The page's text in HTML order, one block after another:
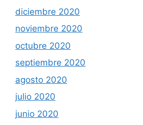
diciembre 2020
noviembre 2020
octubre 2020
septiembre 2020
agosto 2020
julio 2020
junio 2020